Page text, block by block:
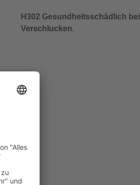
H302 Gesundheitsschädlich bei
Verschlucken.